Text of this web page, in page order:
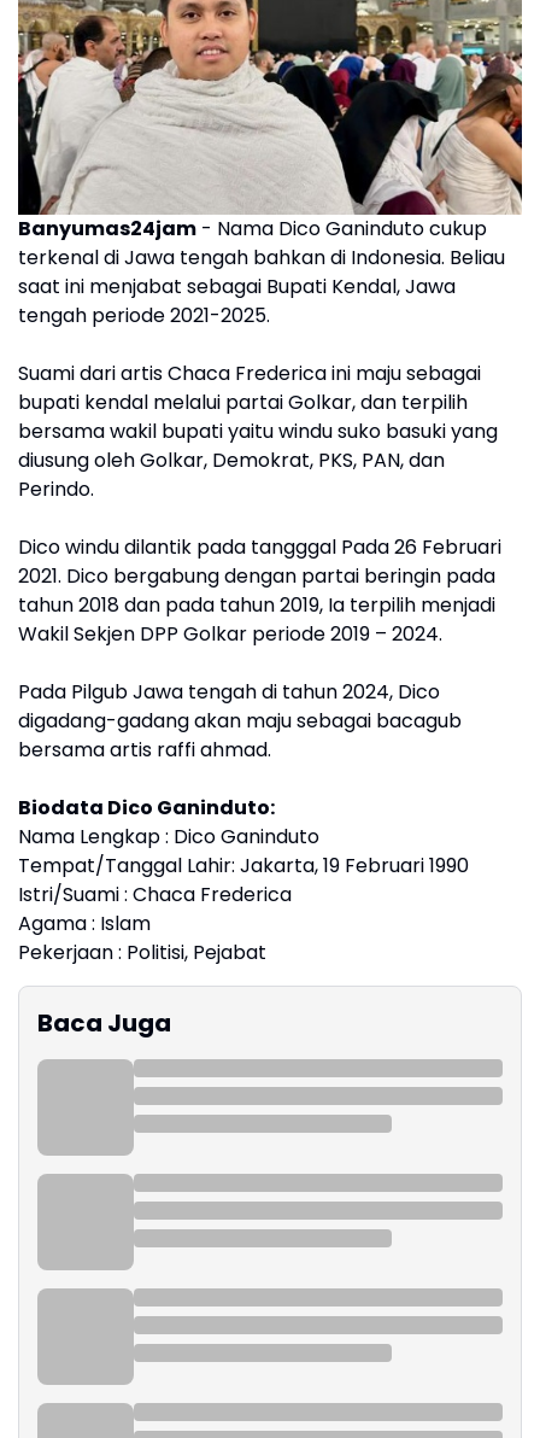
Banyumas24jam - Nama Dico Ganinduto cukup
terkenal di Jawa tengah bahkan di Indonesia. Beliau
saat ini menjabat sebagai Bupati Kendal, Jawa
tengah periode 2021-2025.
Suami dari artis Chaca Frederica ini maju sebagai
bupati kendal melalui partai Golkar, dan terpilih
bersama wakil bupati yaitu windu suko basuki yang
diusung oleh Golkar, Demokrat, PKS, PAN, dan
Perindo.
Dico windu dilantik pada tangggal Pada 26 Februari
2021. Dico bergabung dengan partai beringin pada
tahun 2018 dan pada tahun 2019, Ia terpilih menjadi
Wakil Sekjen DPP Golkar periode 2019 – 2024.
Pada Pilgub Jawa tengah di tahun 2024, Dico
digadang-gadang akan maju sebagai bacagub
bersama artis raffi ahmad.
Biodata Dico Ganinduto:
Nama Lengkap : Dico Ganinduto
Tempat/Tanggal Lahir: Jakarta, 19 Februari 1990
Istri/Suami : Chaca Frederica
Agama : Islam
Pekerjaan : Politisi, Pejabat
Baca Juga